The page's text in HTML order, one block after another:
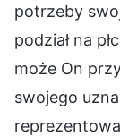
potrzeby
podział na
może On
swojego